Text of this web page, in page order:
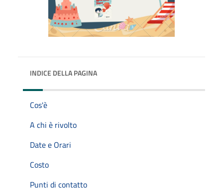
INDICE DELLA PAGINA
Cos'è
A chi è rivolto
Date e Orari
Costo
Punti di contatto